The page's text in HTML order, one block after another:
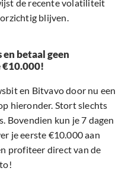
de recente volatiliteit
blijven.
betaal geen
€10.000!
en Bitvavo door nu een
hieronder. Stort slechts
Bovendien kun je 7 dagen
je eerste €10.000 aan
profiteer direct van de